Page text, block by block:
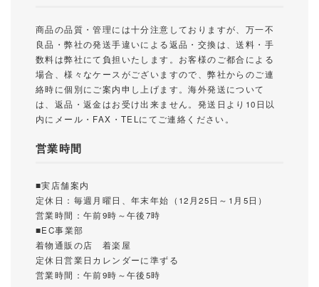
商品の品質・管理には十分注意しておりますが、万一不
良品・弊社の発送手違いによる返品・交換は、送料・手
数料は弊社にて負担いたします。お客様のご都合による
場合、様々なケースがございますので、弊社からのご連
絡時に個別にご案内申し上げます。海外発送について
は、返品・返金はお受け出来ません。発送日より10日以
内にメール・FAX・TELにてご連絡ください。
営業時間
■実店舗案内
定休日：毎週月曜日、年末年始（12月25日～1月5日）
営業時間：午前9時～午後7時
■EC事業部
着物通販の店 着楽屋
定休日営業日カレンダーに準ずる
営業時間：午前9時～午後5時